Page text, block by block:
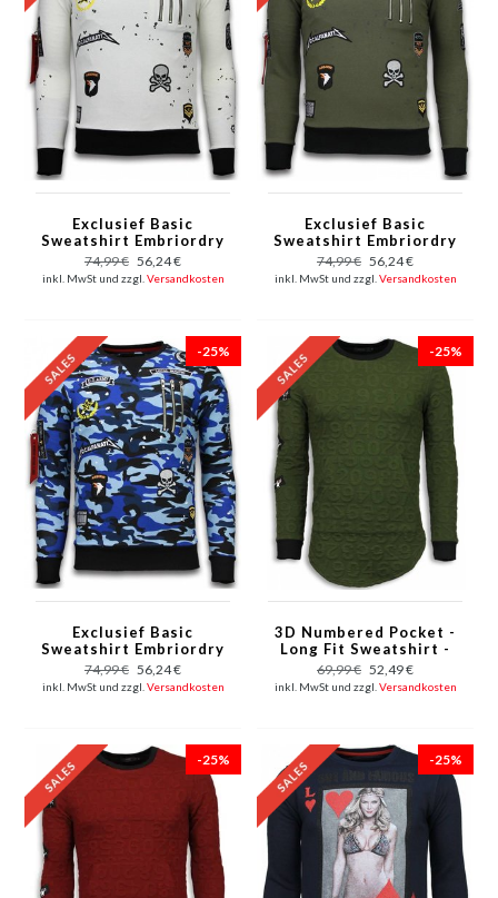
Exclusief Basic
Sweatshirt Embriordry
- Sweatshirt Herren
Patches - Weiß
74,99 € 56,24 €
inkl. MwSt und zzgl. Versandkosten
Exclusief Basic
Sweatshirt Embriordry
- Sweatshirt Herren
Patches - Grün
74,99 € 56,24 €
inkl. MwSt und zzgl. Versandkosten
-25%
Exclusief Basic
Sweatshirt Embriordry
- Sweatshirt Herren
Patches - Blau
74,99 € 56,24 €
inkl. MwSt und zzgl. Versandkosten
-25%
3D Numbered Pocket -
Long Fit Sweatshirt -
Grün
69,99 € 52,49 €
inkl. MwSt und zzgl. Versandkosten
-25% -25%